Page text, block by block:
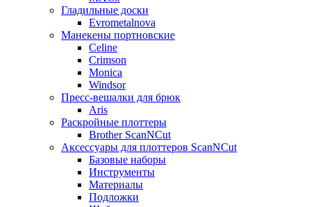
Гладильные доски
Evrometalnova
Манекены портновские
Celine
Crimson
Monica
Windsor
Пресс-вешалки для брюк
Aris
Раскройные плоттеры
Brother ScanNCut
Аксессуары для плоттеров ScanNCut
Базовые наборы
Инструменты
Материалы
Подложки